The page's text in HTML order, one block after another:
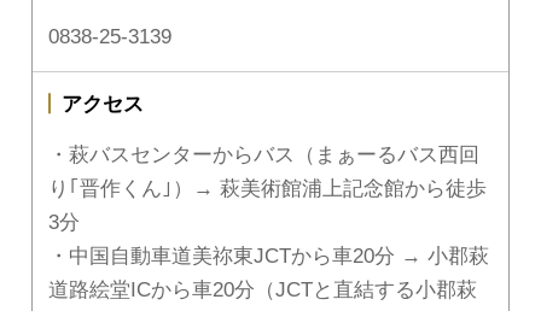
0838-25-3139
アクセス
・萩バスセンターからバス（まぁーるバス西回
り｢晋作くん｣）→ 萩美術館浦上記念館から徒歩
3分
・中国自動車道美祢東JCTから車20分 → 小郡萩
道路絵堂ICから車20分（JCTと直結する小郡萩